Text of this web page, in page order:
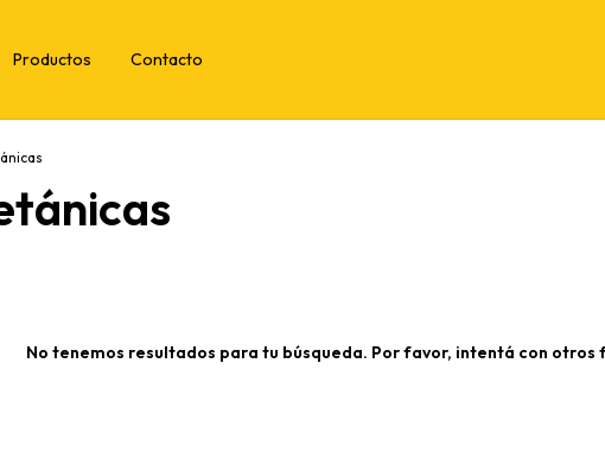
Productos Contacto
No tenemos resultados para tu búsqueda. Por favor, intentá con otros